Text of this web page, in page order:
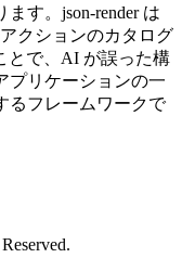
す。json-render は
クションのカタログ
とで、AI が誤った構
プリケーションの一
るフレームワークで